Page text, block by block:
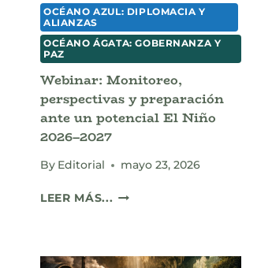
PLANETARIA
OCÉANO AZUL: DIPLOMACIA Y
ALIANZAS
OCÉANO ÁGATA: GOBERNANZA Y
PAZ
Webinar: Monitoreo,
perspectivas y preparación
ante un potencial El Niño
2026–2027
By Editorial mayo 23, 2026
LEER MÁS... WEBINAR:
PREPARACIÓN